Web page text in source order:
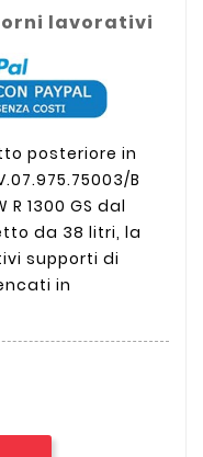
lavorativi
posteriore in
B
1300 GS dal
da 38 litri, la
supporti di
in